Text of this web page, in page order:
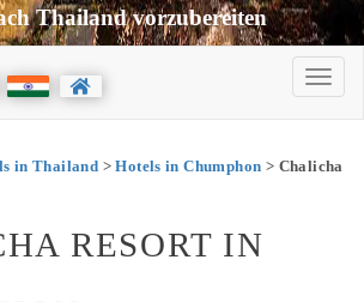
Thailand vorzubereiten
in Thailand >Hotels in Chumphon > Chalicha
RESORT IN